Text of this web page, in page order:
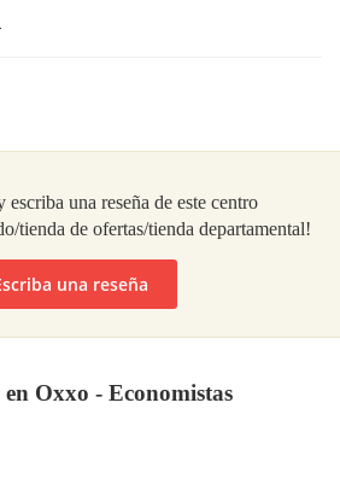
escriba una reseña de este centro
tienda de ofertas/tienda departamental!
una reseña
Oxxo - Economistas